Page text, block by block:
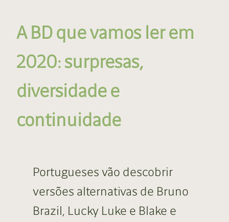
A BD que vamos ler em
2020: surpresas,
diversidade e
continuidade
Portugueses vão descobrir
versões alternativas de Bruno
Brazil, Lucky Luke e Blake e